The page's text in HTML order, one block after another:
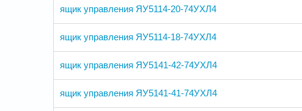
ящик управления ЯУ5114-20-74УХЛ4
ящик управления ЯУ5114-18-74УХЛ4
ящик управления ЯУ5141-42-74УХЛ4
ящик управления ЯУ5141-41-74УХЛ4